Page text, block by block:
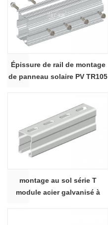
Épissure de rail de montage
de panneau solaire PV TR105
montage au sol série T
module acier galvanisé à